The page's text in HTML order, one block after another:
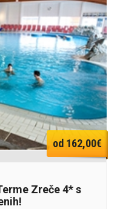
od 162,00€
Zreče 4* s